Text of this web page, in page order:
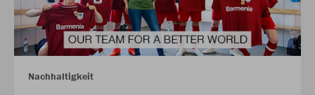
Nachhaltigkeit